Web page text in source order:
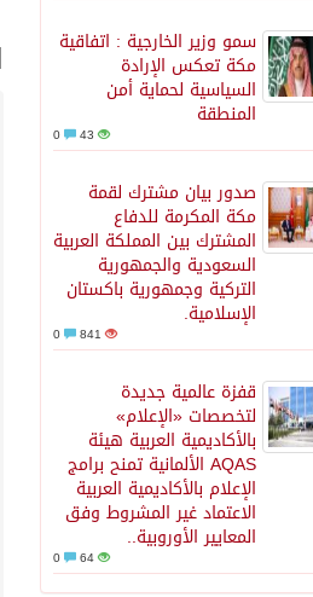
سمو وزير الخارجية : اتفاقية
مكة تعكس الإرادة
السياسية لحماية أمن
المنطقة
43
صدور بيان مشترك لقمة
مكة المكرمة للدفاع
المشترك بين المملكة العربية
السعودية والجمهورية
التركية وجمهورية باكستان
الإسلامية.
841
قفزة عالمية جديدة
لتخصصات «الإعلام»
بالأكاديمية العربية هيئة
AQAS الألمانية تمنح برامج
الإعلام بالأكاديمية العربية
الاعتماد غير المشروط وفق
المعايير الأوروبية..
64